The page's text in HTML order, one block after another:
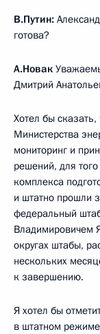
В.Путин:
готова?
А.Новак
Дмитрий
Хотел бы
Министерства
мониторинг и
решений, для
комплекса
и штатно прошли
федеральный
Владимировичем
округах штабы,
нескольких
к завершению.
Я хотел бы
в штатном